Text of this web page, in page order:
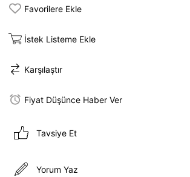
Favorilere Ekle
İstek Listeme Ekle
Karşılaştır
Fiyat Düşünce Haber Ver
Tavsiye Et
Yorum Yaz